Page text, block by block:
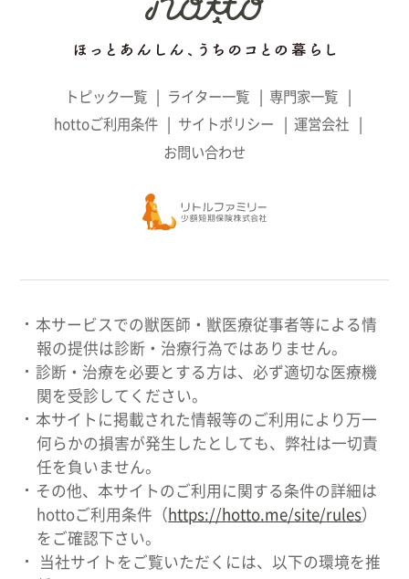
トピック一覧 ライター一覧
専門家一覧
hottoご利用条件
サイトポリシー
運営会社
お問い合わせ
本サービスでの獣医師・獣医療従事者等による情
報の提供は診断・治療行為ではありません。
診断・治療を必要とする方は、必ず適切な医療機
関を受診してください。
本サイトに掲載された情報等のご利用により万一
何らかの損害が発生したとしても、弊社は一切責
任を負いません。
その他、本サイトのご利用に関する条件の詳細は
hottoご利用条件（ https://hotto.me/site/rules）
をご確認下さい。
当社サイトをご覧いただくには、以下の環境を推